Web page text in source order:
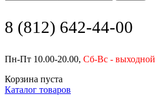
8 (812) 642-44-00
Пн-Пт 10.00-20.00, Сб-Вс - выходной
Корзина пуста
Каталог товаров